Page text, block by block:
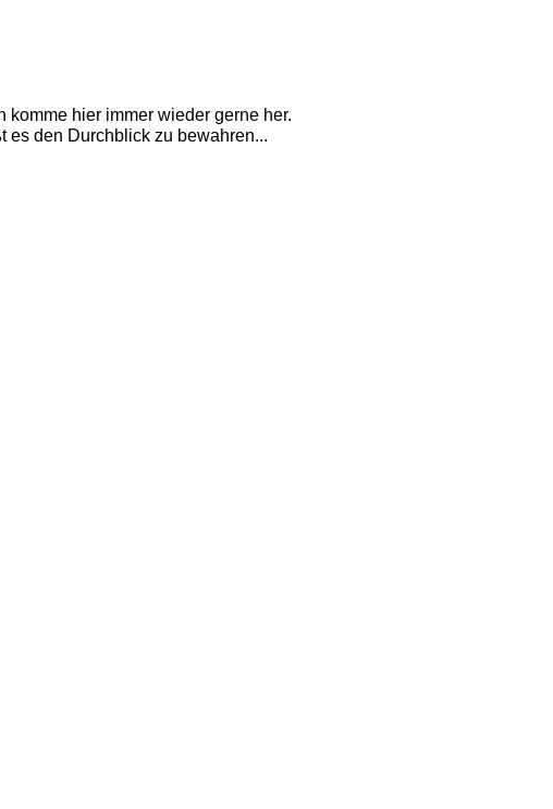
komme hier immer wieder gerne her.
es den Durchblick zu bewahren...